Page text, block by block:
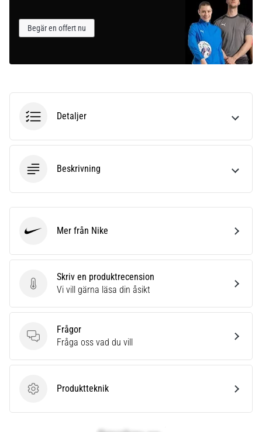
Begär en offert nu
Detaljer
Beskrivning
Skriv en produktrecension
Skriv en produktrecension
Vi vill gärna läsa din åsikt
Frågor
Frågor
Fråga oss vad du vill
ProduktteknikProduktteknik
Mer från Nike